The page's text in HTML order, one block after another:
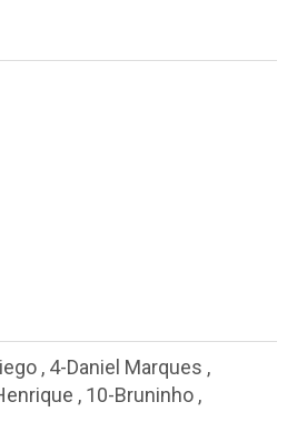
, 4-Daniel Marques ,
, 10-Bruninho ,